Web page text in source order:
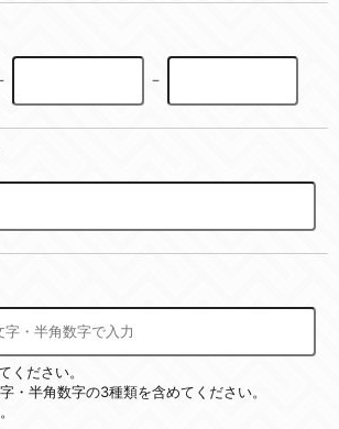
－
ください。
・半角数字の3種類を含めてください。